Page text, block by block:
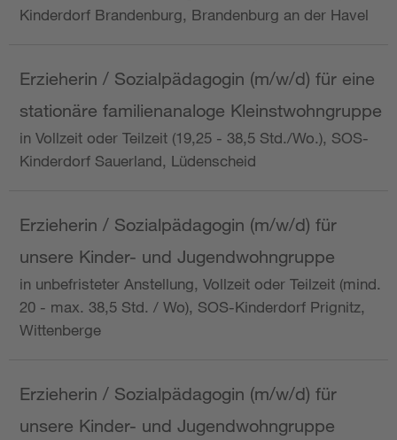
Kinderdorf Brandenburg, Brandenburg an der Havel
Erzieherin / Sozialpädagogin (m/w/d) für eine
stationäre familienanaloge Kleinstwohngruppe
in Vollzeit oder Teilzeit (19,25 - 38,5 Std./Wo.), SOS-
Kinderdorf Sauerland, Lüdenscheid
Erzieherin / Sozialpädagogin (m/w/d) für
unsere Kinder- und Jugendwohngruppe
in unbefristeter Anstellung, Vollzeit oder Teilzeit (mind.
20 - max. 38,5 Std. / Wo), SOS-Kinderdorf Prignitz,
Wittenberge
Erzieherin / Sozialpädagogin (m/w/d) für
unsere Kinder- und Jugendwohngruppe